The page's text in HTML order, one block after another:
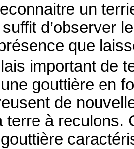
un
d’observer
que
important de
gouttière en
de
terre à reculons.